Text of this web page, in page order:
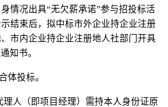
情况出具“无欠薪承诺”参与招投标活
结束后，拟中标市外企业持企业注册
市内企业持企业注册地人社部门开具
知书。
体投标。
理人（即项目经理）需持本人身份证原